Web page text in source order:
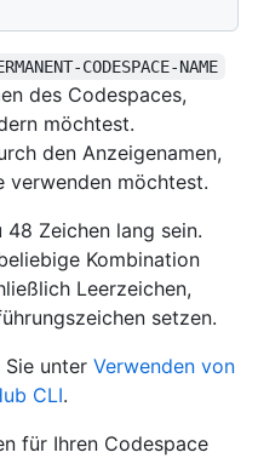
CODESPACE-NAME
des Codespaces,
möchtest.
den Anzeigenamen,
verwenden möchtest.
Zeichen lang sein.
Kombination
Leerzeichen,
setzen.
unter Verwenden von
CLI.
für Ihren Codespace